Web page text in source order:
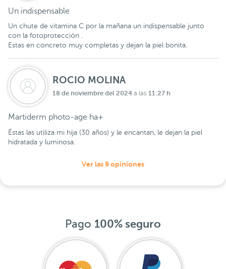
Un indispensable
Un chute de vitamina C por la mañana un indispensable junto
con la fotoprotección .
Estas en concreto muy completas y dejan la piel bonita.
ROCIO MOLINA
18 de noviembre del 2024 a las 11:27 h
Martiderm photo-age ha+
Éstas las utiliza mi hija (30 años) y le encantan, le dejan la piel
hidratada y luminosa.
Ver las 9 opiniones
Pago 100% seguro